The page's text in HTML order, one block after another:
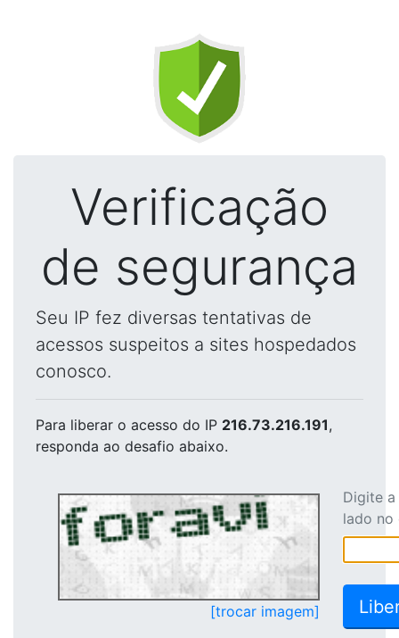
Verificação
de segurança
Seu IP fez diversas tentativas de
acessos suspeitos a sites hospedados
conosco.
Para liberar o acesso do IP 216.73.216.191,
responda ao desafio abaixo.
[trocar imagem]
Digite
lado no